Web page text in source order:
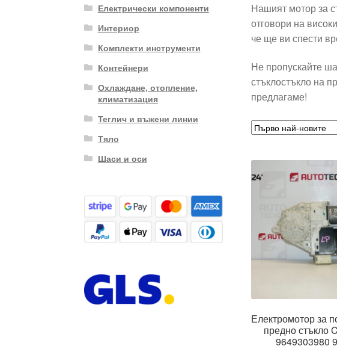
Нашият мотор за
отговори на
че ще ви спести
Не пропускайте
стъклостъкло на
предлагаме!
Електромотор за
предно стъкло
9649303980
Електрически компоненти
Интериор
Комплекти инструменти
Контейнери
Охлаждане, отопление,
климатизация
Теглич и въжени линии
Тяло
Шаси и оси